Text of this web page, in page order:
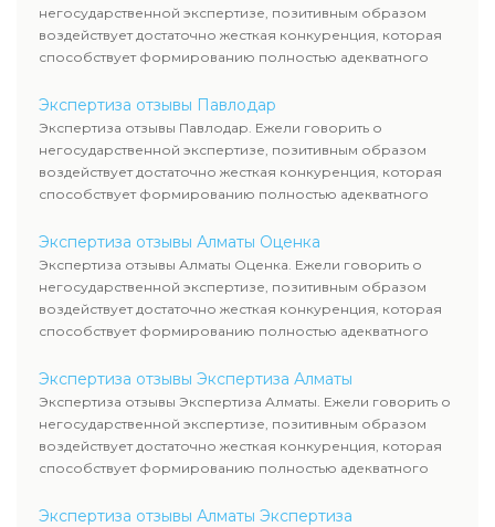
негосударственной экспертизе, позитивным образом
воздействует достаточно жесткая конкуренция, которая
способствует формированию полностью адекватного
Экспертиза отзывы Павлодар
Экспертиза отзывы Павлодар. Ежели говорить о
негосударственной экспертизе, позитивным образом
воздействует достаточно жесткая конкуренция, которая
способствует формированию полностью адекватного
Экспертиза отзывы Алматы Оценка
Экспертиза отзывы Алматы Оценка. Ежели говорить о
негосударственной экспертизе, позитивным образом
воздействует достаточно жесткая конкуренция, которая
способствует формированию полностью адекватного
Экспертиза отзывы Экспертиза Алматы
Экспертиза отзывы Экспертиза Алматы. Ежели говорить о
негосударственной экспертизе, позитивным образом
воздействует достаточно жесткая конкуренция, которая
способствует формированию полностью адекватного
Экспертиза отзывы Алматы Экспертиза